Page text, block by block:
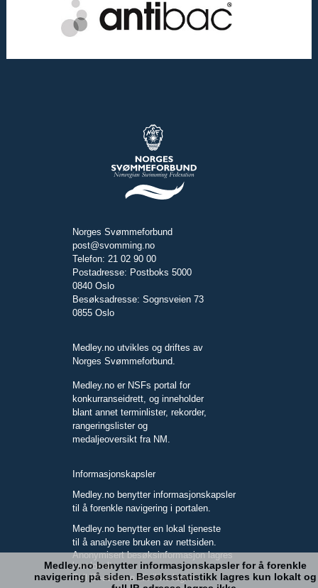
Norges Svømmeforbund
post@svomming.no
Telefon: 21 02 90 00
Postadresse: Postboks 5000
0840 Oslo
Besøksadresse: Sognsveien 73
0855 Oslo
Medley.no utvikles og driftes av
Norges Svømmeforbund.
Medley.no er NSFs portal for
konkurranseidrett, og inneholder
blant annet terminlister, rekorder,
rangeringslister og
medaljeoversikt fra NM.
Informasjonskapsler
Medley.no benytter informasjonskapsler
til å forenkle navigering i portalen.
Medley.no benytter en lokal tjeneste
til å analysere bruken av nettsiden.
Anonymisert besøksinformasjon lagres
kun lokalt.
Full IP-adresse blir ikke lagret.
Medley.no benytter informasjonskapsler for å forenkle
navigering på siden. Besøksstatistikk lagres kun lokalt og